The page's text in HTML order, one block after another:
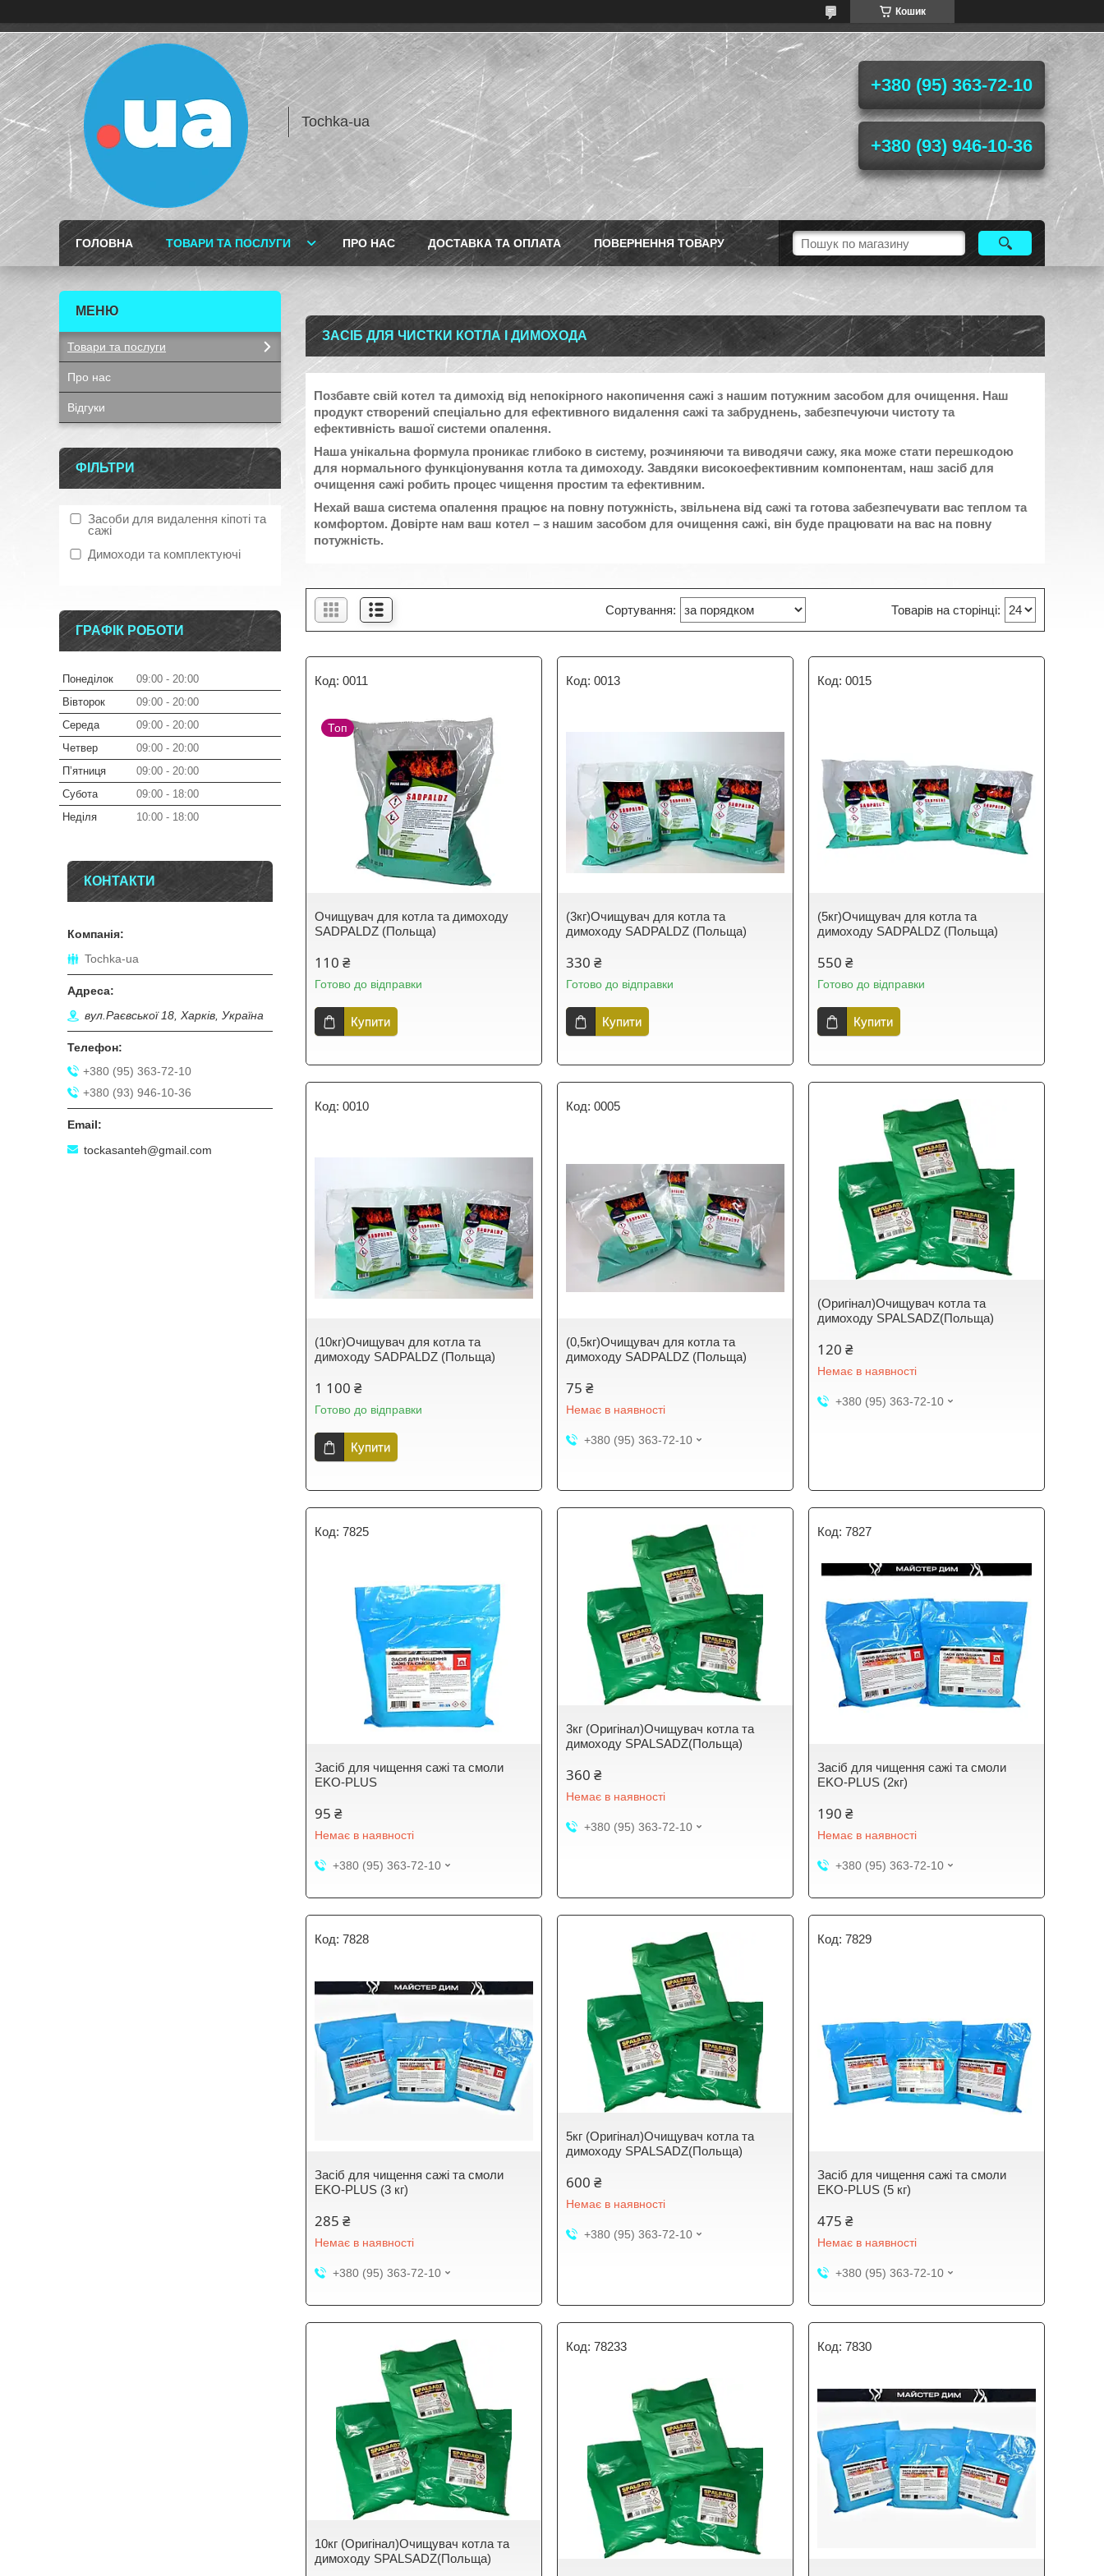
Кошик
Tochka-ua
+380 (95) 363-72-10
+380 (93) 946-10-36
ГОЛОВНА ТОВАРИ ТА ПОСЛУГИ ПРО НАС ДОСТАВКА ТА ОПЛАТА ПОВЕРНЕННЯ ТОВАРУ
ЗАСІБ ДЛЯ ЧИСТКИ КОТЛА І ДИМОХОДА
Позбавте свій котел та димохід від непокірного накопичення сажі з нашим потужним засобом для очищення. Наш
продукт створений спеціально для ефективного видалення сажі та забруднень, забезпечуючи чистоту та
ефективність вашої системи опалення.
Наша унікальна формула проникає глибоко в систему, розчиняючи та виводячи сажу, яка може стати перешкодою
для нормального функціонування котла та димоходу. Завдяки високоефективним компонентам, наш засіб для
очищення сажі робить процес чищення простим та ефективним.
Нехай ваша система опалення працює на повну потужність, звільнена від сажі та готова забезпечувати вас теплом та
комфортом. Довірте нам ваш котел – з нашим засобом для очищення сажі, він буде працювати на вас на повну
потужність.
0011
Топ
Очищувач для котла та димоходу
SADPALDZ (Польща)
110 ₴
Готово до відправки
Купити
0013
(3кг)Очищувач для котла та
димоходу SADPALDZ (Польща)
330 ₴
Готово до відправки
Купити
0015
(5кг)Очищувач для котла та
димоходу SADPALDZ (Польща)
550 ₴
Готово до відправки
Купити
0010
(10кг)Очищувач для котла та
димоходу SADPALDZ (Польща)
1 100 ₴
Готово до відправки
Купити
0005
(0,5кг)Очищувач для котла та
димоходу SADPALDZ (Польща)
75 ₴
Немає в наявності
+380 (95) 363-72-10
(Оригінал)Очищувач котла та
димоходу SPALSADZ(Польща)
120 ₴
Немає в наявності
+380 (95) 363-72-10
7825
Засіб для чищення сажі та смоли
EKO-PLUS
95 ₴
Немає в наявності
+380 (95) 363-72-10
3кг (Оригінал)Очищувач котла та
димоходу SPALSADZ(Польща)
360 ₴
Немає в наявності
+380 (95) 363-72-10
7827
Засіб для чищення сажі та смоли
EKO-PLUS (2кг)
190 ₴
Немає в наявності
+380 (95) 363-72-10
7828
Засіб для чищення сажі та смоли
EKO-PLUS (3 кг)
285 ₴
Немає в наявності
+380 (95) 363-72-10
5кг (Оригінал)Очищувач котла та
димоходу SPALSADZ(Польща)
600 ₴
Немає в наявності
+380 (95) 363-72-10
7829
Засіб для чищення сажі та смоли
EKO-PLUS (5 кг)
475 ₴
Немає в наявності
+380 (95) 363-72-10
10кг (Оригінал)Очищувач котла та
димоходу SPALSADZ(Польща)
78233 7830
Товари та послуги
Про нас
Відгуки
ФІЛЬТРИ
Засоби для видалення кіпоті та
сажі
Димоходи та комплектуючі
ГРАФІК РОБОТИ
Понеділок 09:00
20:00
Вівторок
09:00
20:00
Середа
09:00
20:00
Четвер
09:00
20:00
Пʼятниця
09:00
20:00
Субота
09:00
18:00
Неділя
10:00 18:00
КОНТАКТИ
Tochka-ua
вул.Раєвської 18, Харків, Україна
+380 (95) 363-72-10
+380 (93) 946-10-36
tockasanteh@gmail.com